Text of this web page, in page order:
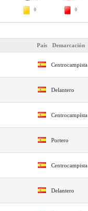
0 0
País Demarcación
Centrocampista
Delantero
Centrocampista
Portero
Centrocampista
Delantero